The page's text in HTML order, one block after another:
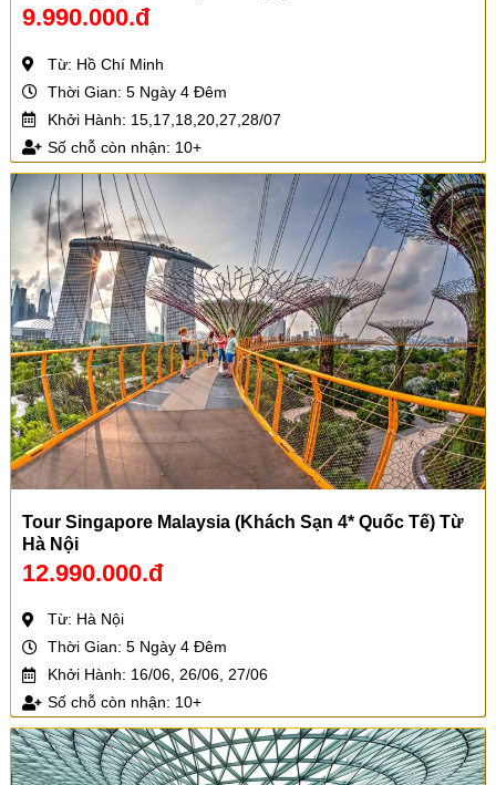
9.990.000.đ
Từ: Hồ Chí Minh
Thời Gian: 5 Ngày 4 Đêm
Khởi Hành: 15,17,18,20,27,28/07
Số chỗ còn nhận: 10+
Tour Singapore Malaysia (Khách Sạn 4* Quốc Tế) Từ
Hà Nội
12.990.000.đ
Từ: Hà Nội
Thời Gian: 5 Ngày 4 Đêm
Khởi Hành: 16/06, 26/06, 27/06
Số chỗ còn nhận: 10+